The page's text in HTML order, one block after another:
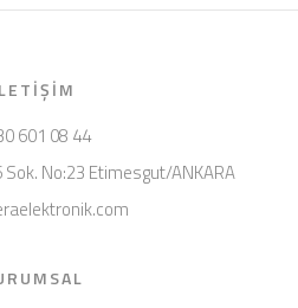
601 08 44
No:23 Etimesgut/ANKARA